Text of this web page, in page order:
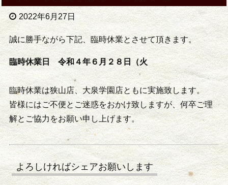
2022年6月27日
誠に勝手ながら下記、臨時休業とさせて頂きます。
臨時休業日 令和４年６月２８日（火
臨時休業は狭山店、大泉学園店ともに実施致します。
皆様にはご不便とご迷惑をおかけ致しますが、何卒ご理
解とご協力をお願い申し上げます。
よろしければシェアお願いします